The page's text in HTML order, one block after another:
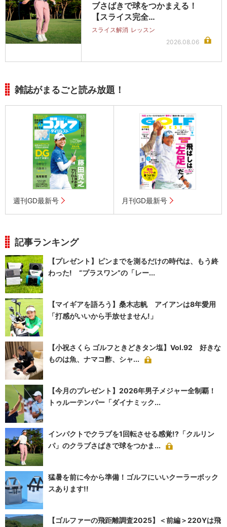
ブさばきで球をつかまえる！
【スライス完全…
スライス解消 レッスン
2026.08.06
雑誌がまるごと読み放題！
週刊GD最新号 月刊GD最新号
記事ランキング
【プレゼント】ピンまでを測るだけの時代は、もう終
わった! “プラスワン”の「レー...
【マイギアを語ろう】桑木志帆 アイアンは8年愛用
「打感がいいから手放せません!」
【小祝さくら ゴルフときどきタン塩】Vol.92 好きな
ものは魚、ナマコ酢、シャ...
【今月のプレゼント】2026年男子メジャー全制覇！
トゥルーテンパー「ダイナミック...
インパクトでクラブを1回転させる感覚!?「クルリン
パ」のクラブさばきで球をつかま...
猛暑を前に今から準備！ゴルフにいいクーラーボック
スあります!!
【ゴルファーの飛距離調査2025】＜前編＞220Yは飛